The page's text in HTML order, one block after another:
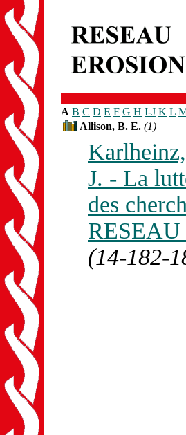
A B C D E F G H I-J K L
Allison, B. E. (1)
J. - La
des
RESEAU
(14-182-